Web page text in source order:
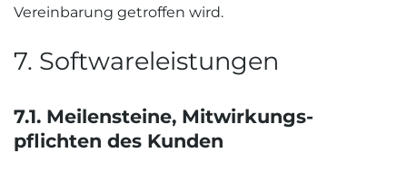
Vereinbarung getroffen wird.
7. Software­leistungen
7.1. Meilensteine, Mitwirkungs­
pflichten des Kunden